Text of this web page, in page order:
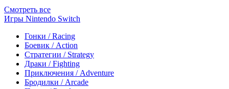
Смотреть все
Игры Nintendo Switch
Гонки / Racing
Боевик / Action
Стратегии / Strategy
Драки / Fighting
Приключения / Adventure
Бродилки / Arcade